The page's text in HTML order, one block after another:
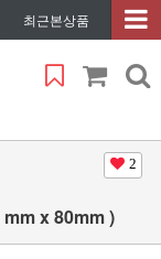
최근본상품
2
x 80mm )